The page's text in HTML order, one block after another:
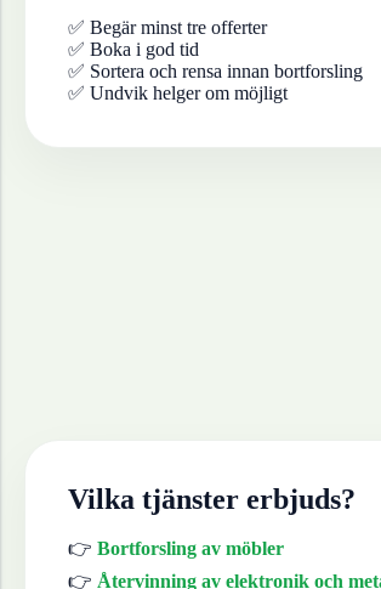
✅ Begär minst tre offerter
✅ Boka i god tid
✅ Sortera och rensa innan bortforsling
✅ Undvik helger om möjligt
Vilka tjänster erbjuds?
👉 Bortforsling av möbler
👉 Återvinning av elektronik och